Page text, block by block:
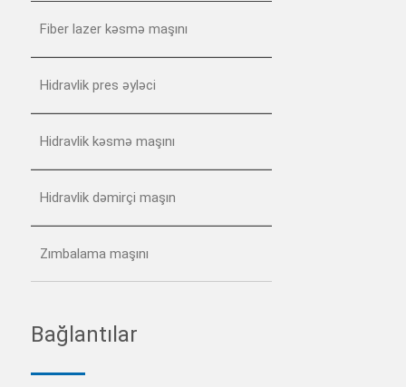
Fiber lazer kəsmə maşını
Hidravlik pres əyləci
Hidravlik kəsmə maşını
Hidravlik dəmirçi maşın
Zımbalama maşını
Bağlantılar